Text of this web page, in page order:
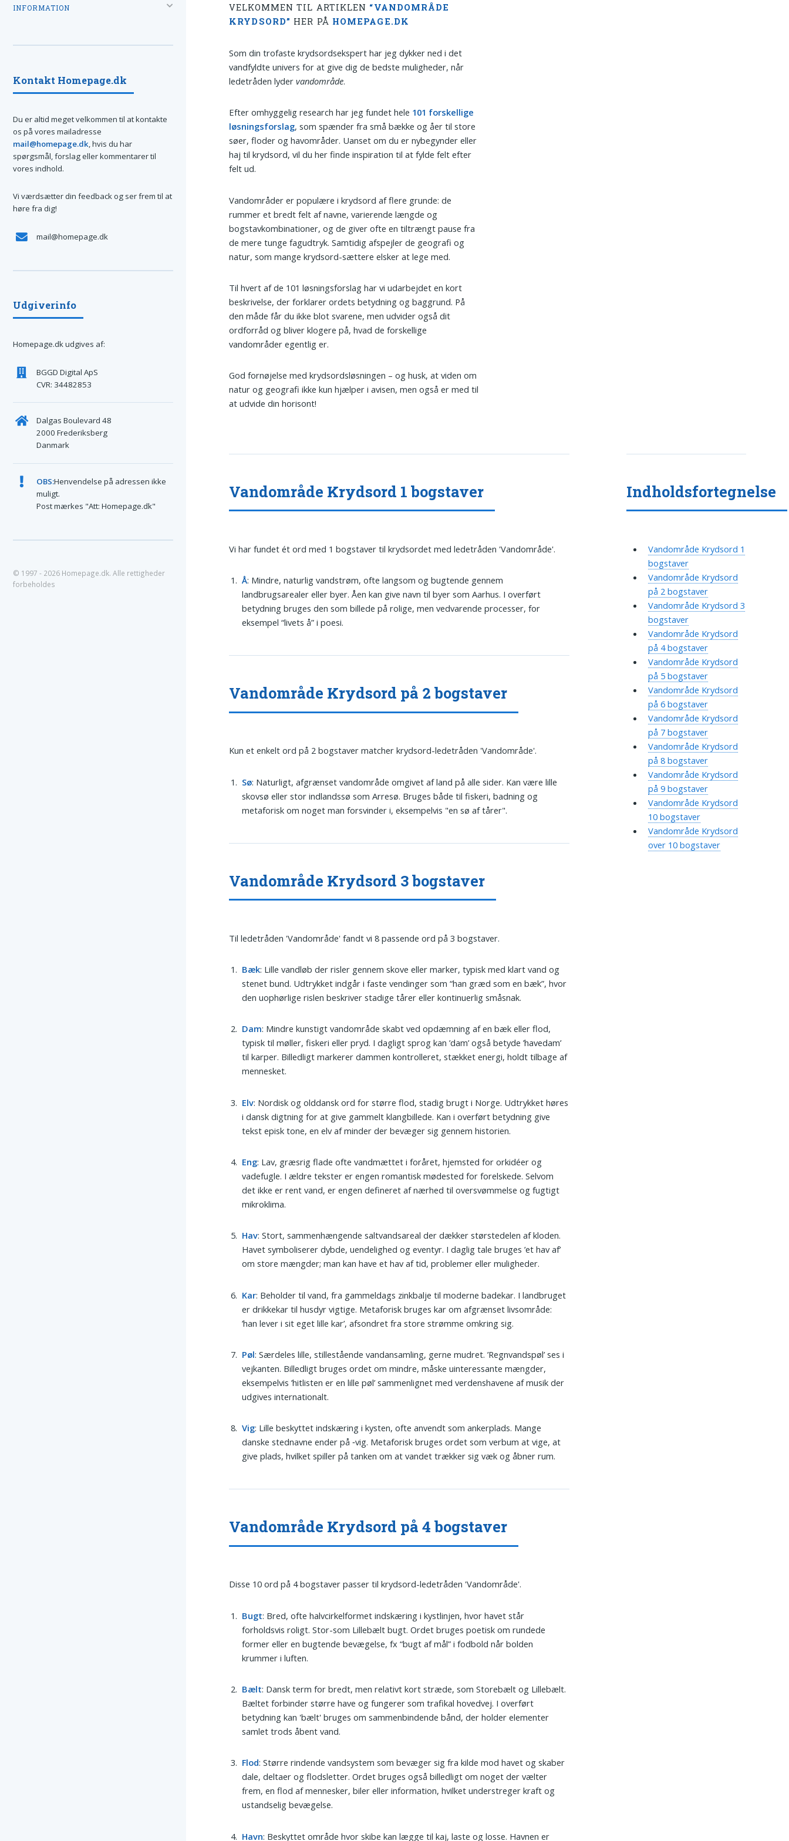
VELKOMMEN TIL ARTIKLEN “VANDOMRÅDE
KRYDSORD” HER PÅ HOMEPAGE.DK
Som din trofaste krydsordsekspert har jeg dykker ned i det
vandfyldte univers for at give dig de bedste muligheder, når
ledetråden lydervandområde.
Efter omhyggelig research har jeg fundet hele 101 forskellige
løsningsforslag, som spænder fra små bække og åer til store
søer, floder og havområder. Uanset om du er nybegynder eller
haj til krydsord, vil du her finde inspiration til at fylde felt efter
felt ud.
Vandområder er populære i krydsord af flere grunde: de
rummer et bredt felt af navne, varierende længde og
bogstavkombinationer, og de giver ofte en tiltrængt pause fra
de mere tunge fagudtryk. Samtidig afspejler de geografi og
natur, som mange krydsord-sættere elsker at lege med.
Til hvert af de 101 løsningsforslag har vi udarbejdet en kort
beskrivelse, der forklarer ordets betydning og baggrund. På
den måde får du ikke blot svarene, men udvider også dit
ordforråd og bliver klogere på, hvad de forskellige
vandområder egentlig er.
God fornøjelse med krydsordsløsningen – og husk, at viden om
natur og geografi ikke kun hjælper i avisen, men også er med til
at udvide din horisont!
Vandområde Krydsord 1 bogstaver
Vi har fundet ét ord med 1 bogstaver til krydsordet med ledetråden 'Vandområde'.
Å: Mindre, naturlig vandstrøm, ofte langsom og bugtende gennem
landbrugsarealer eller byer. Åen kan give navn til byer som Aarhus. I overført
betydning bruges den som billede på rolige, men vedvarende processer, for
eksempel “livets å” i poesi.
Vandområde Krydsord på 2 bogstaver
Kun et enkelt ord på 2 bogstaver matcher krydsord-ledetråden 'Vandområde'.
Sø: Naturligt, afgrænset vandområde omgivet af land på alle sider. Kan være lille
skovsø eller stor indlandssø som Arresø. Bruges både til fiskeri, badning og
metaforisk om noget man forsvinder i, eksempelvis "en sø af tårer".
Vandområde Krydsord 3 bogstaver
Til ledetråden 'Vandområde' fandt vi 8 passende ord på 3 bogstaver.
Bæk: Lille vandløb der risler gennem skove eller marker, typisk med klart vand og
stenet bund. Udtrykket indgår i faste vendinger som “han græd som en bæk”, hvor
den uophørlige rislen beskriver stadige tårer eller kontinuerlig småsnak.
Dam: Mindre kunstigt vandområde skabt ved opdæmning af en bæk eller flod,
typisk til møller, fiskeri eller pryd. I dagligt sprog kan ’dam’ også betyde ’havedam’
til karper. Billedligt markerer dammen kontrolleret, stækket energi, holdt tilbage af
mennesket.
Elv: Nordisk og olddansk ord for større flod, stadig brugt i Norge. Udtrykket høres
i dansk digtning for at give gammelt klangbillede. Kan i overført betydning give
tekst episk tone, en elv af minder der bevæger sig gennem historien.
Eng: Lav, græsrig flade ofte vandmættet i foråret, hjemsted for orkidéer og
vadefugle. I ældre tekster er engen romantisk mødested for forelskede. Selvom
det ikke er rent vand, er engen defineret af nærhed til oversvømmelse og fugtigt
mikroklima.
Hav: Stort, sammenhængende saltvandsareal der dækker størstedelen af kloden.
Havet symboliserer dybde, uendelighed og eventyr. I daglig tale bruges ’et hav af’
om store mængder; man kan have et hav af tid, problemer eller muligheder.
Kar: Beholder til vand, fra gammeldags zinkbalje til moderne badekar. I landbruget
er drikkekar til husdyr vigtige. Metaforisk bruges kar om afgrænset livsområde:
’han lever i sit eget lille kar’, afsondret fra store strømme omkring sig.
Pøl: Særdeles lille, stillestående vandansamling, gerne mudret. ’Regnvandspøl’ ses i
vejkanten. Billedligt bruges ordet om mindre, måske uinteressante mængder,
eksempelvis ’hitlisten er en lille pøl’ sammenlignet med verdenshavene af musik der
udgives internationalt.
Vig: Lille beskyttet indskæring i kysten, ofte anvendt som ankerplads. Mange
danske stednavne ender på ‑vig. Metaforisk bruges ordet som verbum at vige, at
give plads, hvilket spiller på tanken om at vandet trækker sig væk og åbner rum.
Vandområde Krydsord på 4 bogstaver
Disse 10 ord på 4 bogstaver passer til krydsord-ledetråden 'Vandområde'.
Bugt: Bred, ofte halvcirkelformet indskæring i kystlinjen, hvor havet står
forholdsvis roligt. Stor-som Lillebælt bugt. Ordet bruges poetisk om rundede
former eller en bugtende bevægelse, fx “bugt af mål” i fodbold når bolden
krummer i luften.
Bælt: Dansk term for bredt, men relativt kort stræde, som Storebælt og Lillebælt.
Bæltet forbinder større have og fungerer som trafikal hovedvej. I overført
betydning kan 'bælt' bruges om sammenbindende bånd, der holder elementer
samlet trods åbent vand.
Flod: Større rindende vandsystem som bevæger sig fra kilde mod havet og skaber
dale, deltaer og flodsletter. Ordet bruges også billedligt om noget der vælter
frem, en flod af mennesker, biler eller information, hvilket understreger kraft og
ustandselig bevægelse.
Havn: Beskyttet område hvor skibe kan lægge til kaj, laste og losse. Havnen er
Indholdsfortegnelse
Vandområde Krydsord 1
bogstaver
Vandområde Krydsord
på 2 bogstaver
Vandområde Krydsord 3
bogstaver
Vandområde Krydsord
på 4 bogstaver
Vandområde Krydsord
på 5 bogstaver
Vandområde Krydsord
på 6 bogstaver
Vandområde Krydsord
på 7 bogstaver
Vandområde Krydsord
på 8 bogstaver
Vandområde Krydsord
på 9 bogstaver
Vandområde Krydsord
10 bogstaver
Vandområde Krydsord
over 10 bogstaver
INFORMATION
Kontakt Homepage.dk
Du er altid meget velkommen til at kontakte
os på vores mailadresse
mail@homepage.dk, hvis du har
spørgsmål, forslag eller kommentarer til
vores indhold.
Vi værdsætter din feedback og ser frem til at
høre fra dig!
mail@homepage.dk
Udgiverinfo
Homepage.dk udgives af:
BGGD Digital ApS
CVR: 34482853
Dalgas Boulevard 48
2000 Frederiksberg
Danmark
OBS:Henvendelse på adressen ikke
muligt.
Post mærkes "Att: Homepage.dk"
© 1997 - 2026 Homepage.dk. Alle rettigheder
forbeholdes